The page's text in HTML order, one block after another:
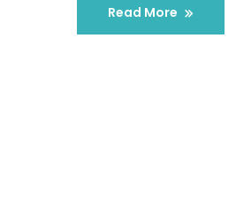
Read More